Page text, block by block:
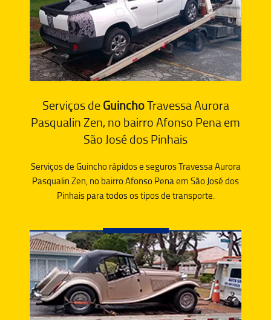
Serviços deGuinchoTravessa Aurora
Pasqualin Zen, no bairro Afonso Pena em
São José dos Pinhais
Serviços de Guincho rápidos e seguros Travessa Aurora
Pasqualin Zen, no bairro Afonso Pena em São José dos
Pinhais para todos os tipos de transporte.